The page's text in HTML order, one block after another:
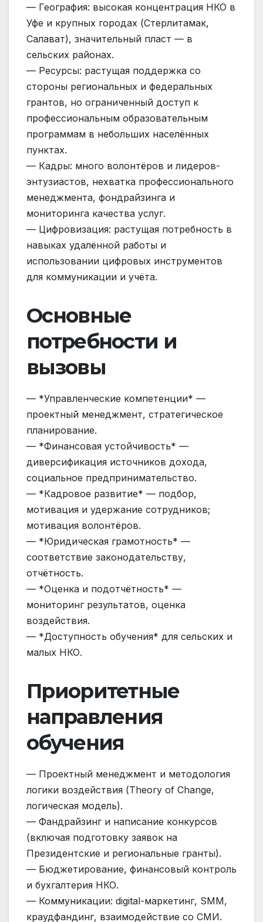
— География: высокая концентрация НКО в
Уфе и крупных городах (Стерлитамак,
Салават), значительный пласт — в
сельских районах.
— Ресурсы: растущая поддержка со
стороны региональных и федеральных
грантов, но ограниченный доступ к
профессиональным образовательным
программам в небольших населённых
пунктах.
— Кадры: много волонтёров и лидеров-
энтузиастов, нехватка профессионального
менеджмента, фондрайзинга и
мониторинга качества услуг.
— Цифровизация: растущая потребность в
навыках удалённой работы и
использовании цифровых инструментов
для коммуникации и учёта.
Основные
потребности и
вызовы
— *Управленческие компетенции* —
проектный менеджмент, стратегическое
планирование.
— *Финансовая устойчивость* —
диверсификация источников дохода,
социальное предпринимательство.
— *Кадровое развитие* — подбор,
мотивация и удержание сотрудников;
мотивация волонтёров.
— *Юридическая грамотность* —
соответствие законодательству,
отчётность.
— *Оценка и подотчётность* —
мониторинг результатов, оценка
воздействия.
— *Доступность обучения* для сельских и
малых НКО.
Приоритетные
направления
обучения
— Проектный менеджмент и методология
логики воздействия (Theory of Change,
логическая модель).
— Фандрайзинг и написание конкурсов
(включая подготовку заявок на
Президентские и региональные гранты).
— Бюджетирование, финансовый контроль
и бухгалтерия НКО.
— Коммуникации: digital-маркетинг, SMM,
краудфандинг, взаимодействие со СМИ.